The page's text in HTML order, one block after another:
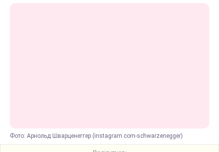
Фото: Арнольд Шварценеггер (instagram.com-schwarzenegger)